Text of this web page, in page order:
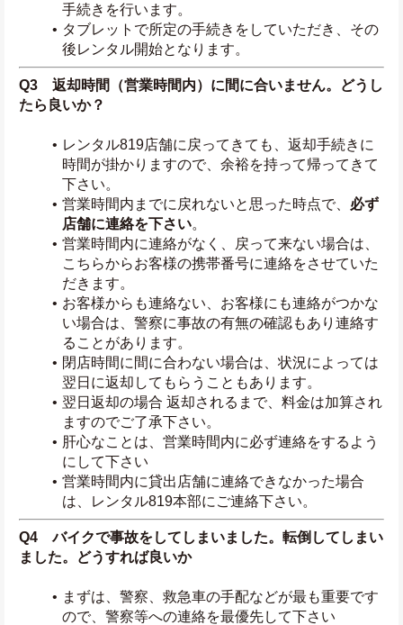
手続きを行います。
タブレットで所定の手続きをしていただき、その
後レンタル開始となります。
Q3　返却時間（営業時間内）に間に合いません。どうし
たら良いか？
レンタル819店舗に戻ってきても、返却手続きに
時間が掛かりますので、余裕を持って帰ってきて
下さい。
営業時間内までに戻れないと思った時点で、 必ず
店舗に連絡を下さい。
営業時間内に連絡がなく、戻って来ない場合は、
こちらからお客様の携帯番号に連絡をさせていた
だきます。
お客様からも連絡ない、お客様にも連絡がつかな
い場合は、警察に事故の有無の確認もあり連絡す
ることがあります。
閉店時間に間に合わない場合は、状況によっては
翌日に返却してもらうこともあります。
翌日返却の場合 返却されるまで、料金は加算され
ますのでご了承下さい。
肝心なことは、営業時間内に必ず連絡をするよう
にして下さい
営業時間内に貸出店舗に連絡できなかった場合
は、レンタル819本部にご連絡下さい。
Q4　バイクで事故をしてしまいました。転倒してしまい
ました。どうすれば良いか
まずは、警察、救急車の手配などが最も重要です
ので、警察等への連絡を最優先して下さい